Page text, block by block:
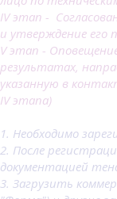
IV этап -
и утверждение его
V этап -
результатах,
указанную в
IV этапа)
1. Необходимо
2. После
документацией
3. Загрузить